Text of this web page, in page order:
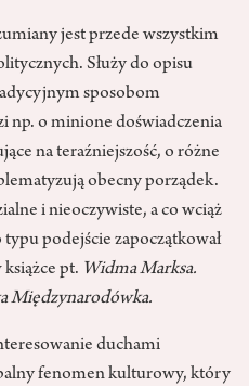
jest przede wszystkim
Służy do opisu
sposobom
np. o minione doświadczenia
na teraźniejszość, o różne
obecny porządek.
i nieoczywiste, a co wciąż
typu podejście zapoczątkował
pt. Widma Marksa.
Międzynarodówka.
duchami
fenomen kulturowy, który